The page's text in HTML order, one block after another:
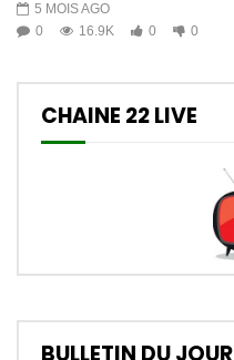
5 MOIS AGO
0
16.9K 0 0
CHAINE 22 LIVE